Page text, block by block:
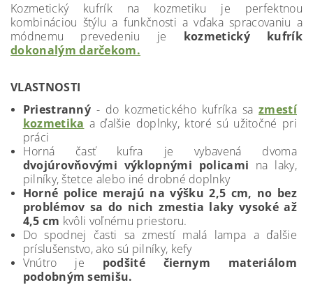
Kozmetický kufrík na kozmetiku je perfektnou
kombináciou štýlu a funkčnosti a vďaka spracovaniu a
módnemu prevedeniu je kozmetický kufrík
dokonalým darčekom.
VLASTNOSTI
Priestranný - do kozmetického kufríka sazmestí
kozmetika a ďalšie doplnky, ktoré sú užitočné pri
práci
Horná časť kufra je vybavená dvoma
dvojúrovňovými výklopnými policami na laky,
pilníky, štetce alebo iné drobné doplnky
Horné police merajú na výšku 2,5 cm, no bez
problémov sa do nich zmestia laky vysoké až
4,5 cm kvôli voľnému priestoru.
Do spodnej časti sa zmestí malá lampa a ďalšie
príslušenstvo, ako sú pilníky, kefy
Vnútro je podšité čiernym materiálom
podobným semišu.